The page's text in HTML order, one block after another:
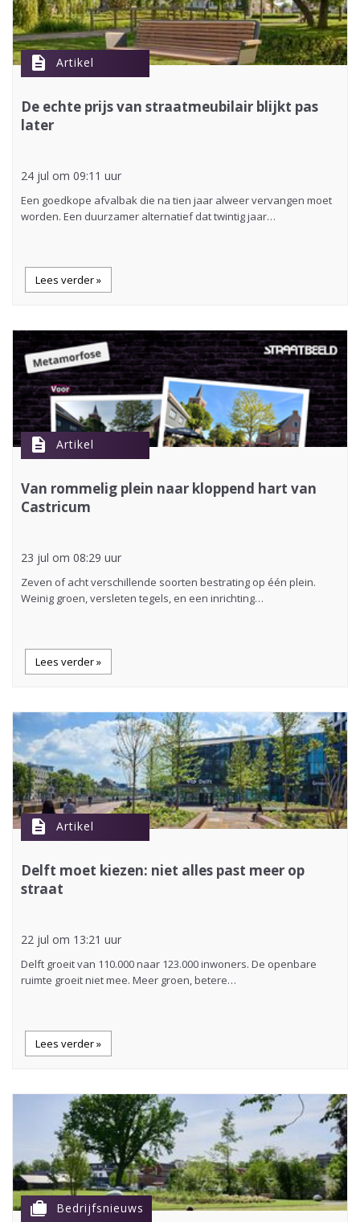
description Artikel
De echte prijs van straatmeubilair blijkt pas
later
24 jul om 09:11 uur
Een goedkope afvalbak die na tien jaar alweer vervangen moet
worden. Een duurzamer alternatief dat twintig jaar…
Lees verder »
description Artikel
Van rommelig plein naar kloppend hart van
Castricum
23 jul om 08:29 uur
Zeven of acht verschillende soorten bestrating op één plein.
Weinig groen, versleten tegels, en een inrichting…
Lees verder »
description Artikel
Delft moet kiezen: niet alles past meer op
straat
22 jul om 13:21 uur
Delft groeit van 110.000 naar 123.000 inwoners. De openbare
ruimte groeit niet mee. Meer groen, betere…
Lees verder »
cases Bedrijfsnieuws